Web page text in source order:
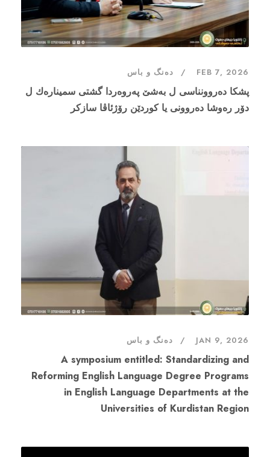
FEB 7, 2026 دەنگ و باس
پشكا ده‌روونناسى ل به‌شێ پەروەردا گشتی سمینارەك ل
دۆر رەوشا دەروونی یا كوردێن رۆژئاڤا سازكر
JAN 9, 2026 دەنگ و باس
A symposium entitled: Standardizing and
Reforming English Language Degree Programs
in English Language Departments at the
Universities of Kurdistan Region